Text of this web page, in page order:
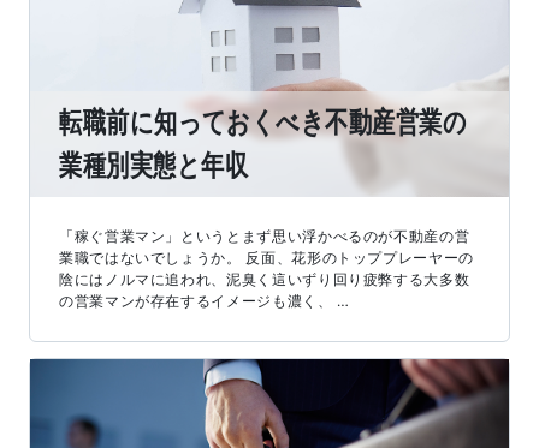
転職前に知っておくべき不動産営業の
業種別実態と年収
「稼ぐ営業マン」というとまず思い浮かべるのが不動産の営
業職ではないでしょうか。 反面、花形のトッププレーヤーの
陰にはノルマに追われ、泥臭く這いずり回り疲弊する大多数
の営業マンが存在するイメージも濃く、 …